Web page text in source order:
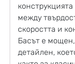
между
скоростта и
Басът е
детайлен,